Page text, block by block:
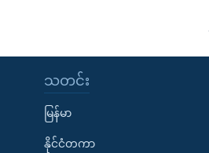
သတင်း
မြန်မာ
နိုင်ငံတကာ